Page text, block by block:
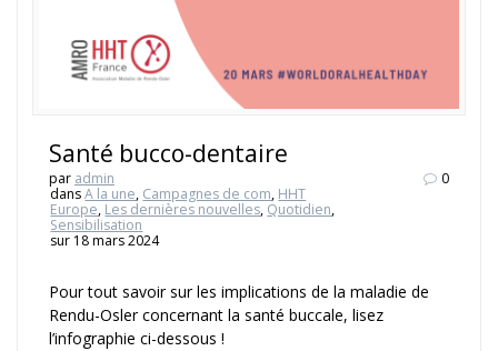
Santé bucco-dentaire
par admin
dansA la une, Campagnes de com, HHT
Europe, Les dernières nouvelles, Quotidien,
Sensibilisation
sur 18 mars 2024
0
Pour tout savoir sur les implications de la maladie de
Rendu-Osler concernant la santé buccale, lisez
l’infographie ci-dessous !